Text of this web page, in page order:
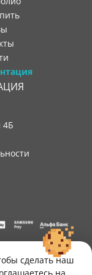
4Б
Беларусь, 220004,
помещение 3.
0000"
сделать наш